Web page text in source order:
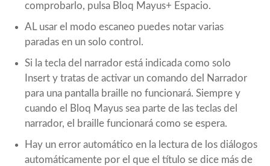
comprobarlo, pulsa Bloq Mayus+ Espacio.
AL usar el modo escaneo puedes notar varias
paradas en un solo control.
Si la tecla del narrador está indicada como solo
Insert y tratas de activar un comando del Narrador
para una pantalla braille no funcionará. Siempre y
cuando el Bloq Mayus sea parte de las teclas del
narrador, el braille funcionará como se espera.
Hay un error automático en la lectura de los diálogos
automáticamente por el que el título se dice más de